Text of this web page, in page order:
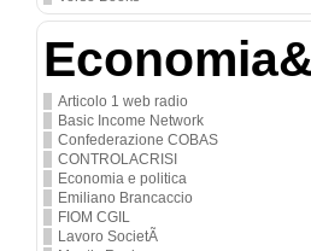
Articolo 1 web radio
Basic Income Network
Confederazione COBAS
CONTROLACRISI
Economia e politica
Emiliano Brancaccio
FIOM CGIL
Lavoro SocietÃ